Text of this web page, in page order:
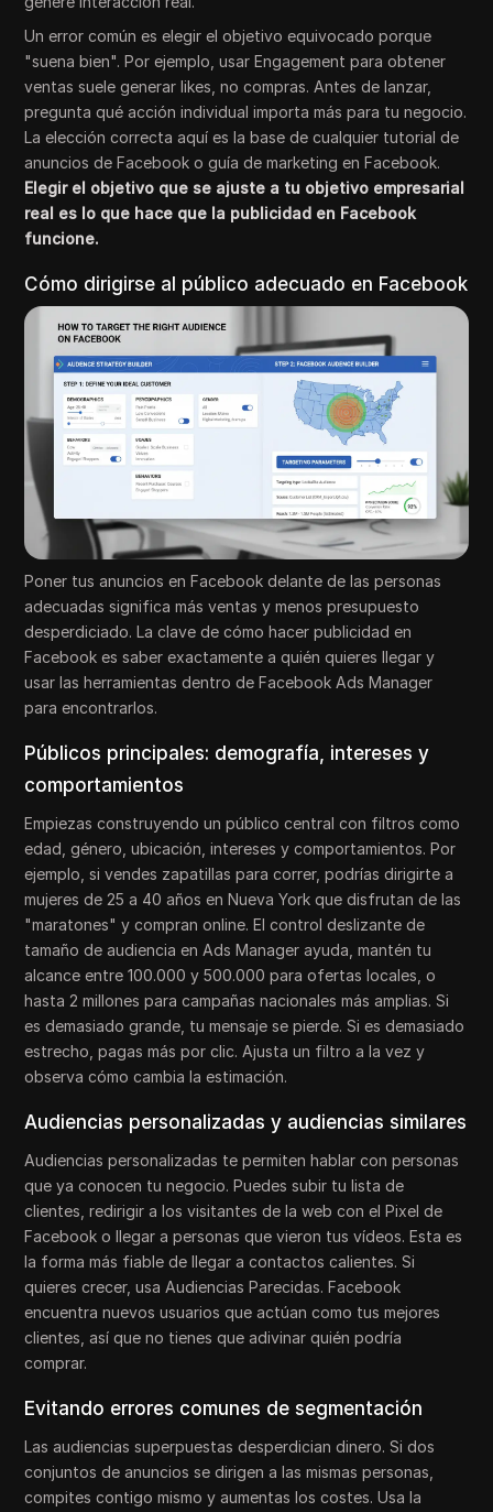
Un error común es elegir el objetivo equivocado porque
"suena bien". Por ejemplo, usar Engagement para obtener
ventas suele generar likes, no compras. Antes de lanzar,
pregunta qué acción individual importa más para tu negocio.
La elección correcta aquí es la base de cualquier tutorial de
anuncios de Facebook o guía de marketing en Facebook.
Elegir el objetivo que se ajuste a tu objetivo empresarial
real es lo que hace que la publicidad en Facebook
funcione.
Cómo dirigirse al público adecuado en Facebook
Poner tus anuncios en Facebook delante de las personas
adecuadas significa más ventas y menos presupuesto
desperdiciado. La clave de cómo hacer publicidad en
Facebook es saber exactamente a quién quieres llegar y
usar las herramientas dentro de Facebook Ads Manager
para encontrarlos.
Públicos principales: demografía, intereses y
comportamientos
Empiezas construyendo un público central con filtros como
edad, género, ubicación, intereses y comportamientos. Por
ejemplo, si vendes zapatillas para correr, podrías dirigirte a
mujeres de 25 a 40 años en Nueva York que disfrutan de las
"maratones" y compran online. El control deslizante de
tamaño de audiencia en Ads Manager ayuda, mantén tu
alcance entre 100.000 y 500.000 para ofertas locales, o
hasta 2 millones para campañas nacionales más amplias. Si
es demasiado grande, tu mensaje se pierde. Si es demasiado
estrecho, pagas más por clic. Ajusta un filtro a la vez y
observa cómo cambia la estimación.
Audiencias personalizadas y audiencias similares
Audiencias personalizadas te permiten hablar con personas
que ya conocen tu negocio. Puedes subir tu lista de
clientes, redirigir a los visitantes de la web con el Pixel de
Facebook o llegar a personas que vieron tus vídeos. Esta es
la forma más fiable de llegar a contactos calientes. Si
quieres crecer, usa Audiencias Parecidas. Facebook
encuentra nuevos usuarios que actúan como tus mejores
clientes, así que no tienes que adivinar quién podría
comprar.
Evitando errores comunes de segmentación
Las audiencias superpuestas desperdician dinero. Si dos
conjuntos de anuncios se dirigen a las mismas personas,
compites contigo mismo y aumentas los costes. Usa la